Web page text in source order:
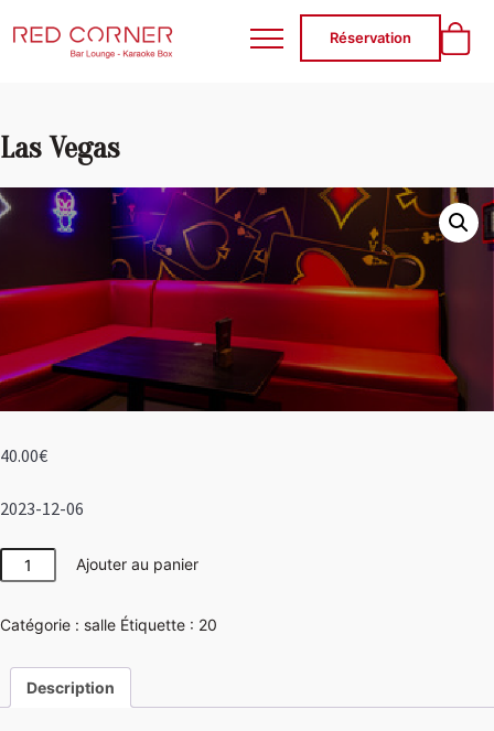
RED CORNER
Réservation
Las Vegas
40.00€
2023-12-06
quantité
de
Vegas
Ajouter au panier
Catégorie : salle Étiquette : 20
Description